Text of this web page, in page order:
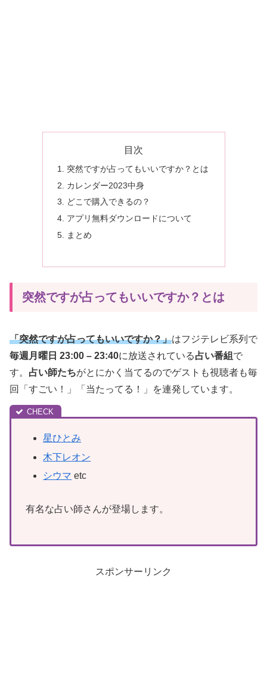
目次
突然ですが占ってもいいですか？とは
カレンダー2023中身
どこで購入できるの？
アプリ無料ダウンロードについて
まとめ
突然ですが占ってもいいですか？とは
「突然ですが占ってもいいですか？」はフジテレビ系列で
毎週月曜日 23:00 – 23:40に放送されている占い番組 で
す。 占い師たちがとにかく当てるのでゲストも視聴者も毎
回「すごい！」「当たってる！」を連発しています。
星ひとみ
木下レオン
シウマ etc
有名な占い師さんが登場します。
スポンサーリンク